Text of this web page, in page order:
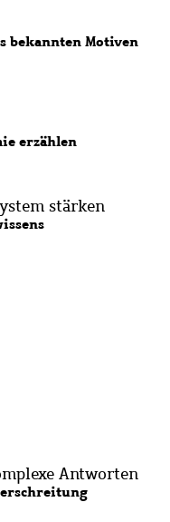
bekannten Motiven
erzählen
stärken
Antworten